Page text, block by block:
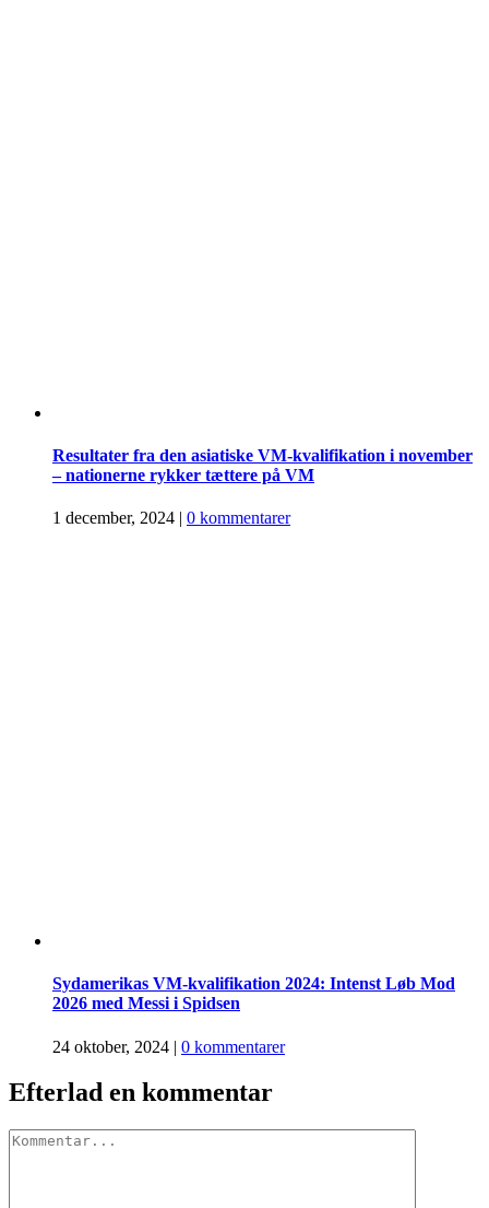
Resultater fra den asiatiske VM-kvalifikation i november
– nationerne rykker tættere på VM
1 december, 2024 | 0 kommentarer
Sydamerikas VM-kvalifikation 2024: Intenst Løb Mod
2026 med Messi i Spidsen
24 oktober, 2024 | 0 kommentarer
Efterlad en kommentar
Comment